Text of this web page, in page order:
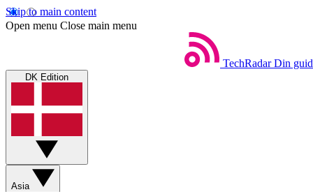
Skip to main content
Open menu Close main menu
TechRadar Din
DK Edition
Asia